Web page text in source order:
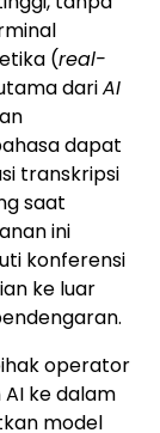
(real-
dariAI
dapat
transkripsi
saat
ini
konferensi
ke luar
operator
ke dalam
model